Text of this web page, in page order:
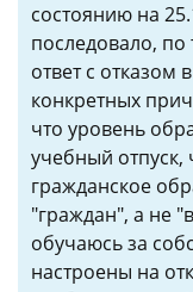
состоянию на
последовало,
ответ с отказом
конкретных
что уровень
учебный отпуск,
гражданское
"граждан", а не
обучаюсь за
настроены на